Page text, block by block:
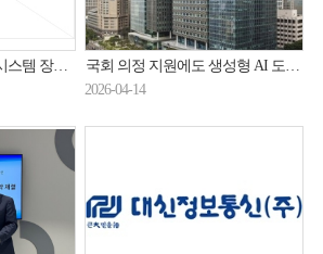
사전 차단"
국회 의정 지원에도 생성형 AI 도입…삼성SDS, 1단계 구축 완료
2026-04-14